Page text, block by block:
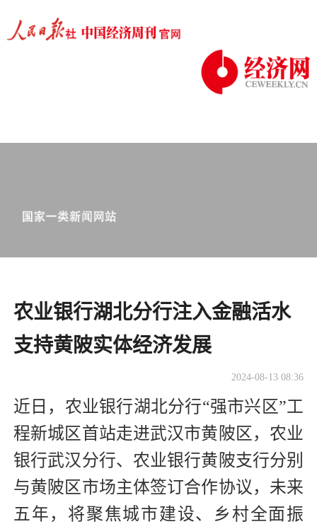
农业银行湖北分行注入金融活水
支持黄陂实体经济发展
2024-08-13 08:36
近日，农业银行湖北分行“强市兴区”工
程新城区首站走进武汉市黄陂区，农业
银行武汉分行、农业银行黄陂支行分别
与黄陂区市场主体签订合作协议，未来
五年，将聚焦城市建设、乡村全面振